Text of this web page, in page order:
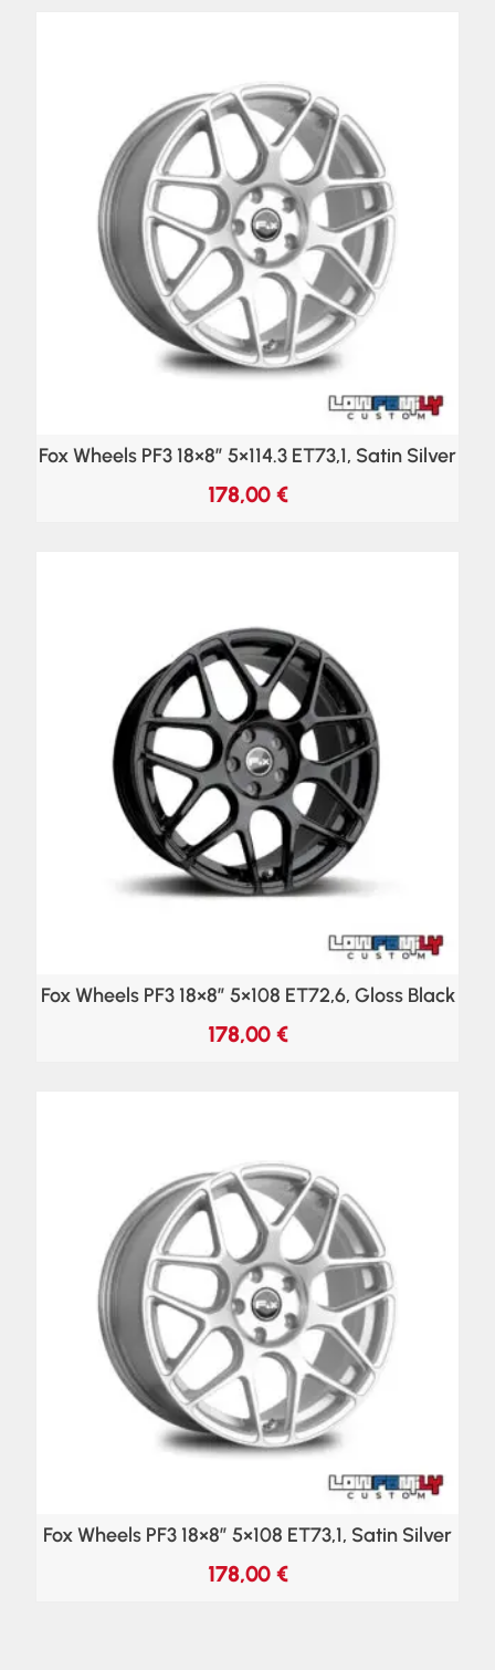
Fox Wheels PF3 18×8″ 5×114.3 ET73,1, Satin Silver
178,00 €
Fox Wheels PF3 18×8″ 5×108 ET72,6, Gloss Black
178,00 €
Fox Wheels PF3 18×8″ 5×108 ET73,1, Satin Silver
178,00 €